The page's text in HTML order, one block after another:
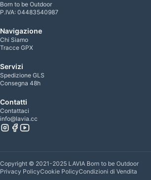
Born to be Outdoor
P.IVA: 04483540987
Navigazione
Chi Siamo
Tracce GPX
Servizi
Spedizione GLS
Consegna 48h
Contatti
Contattaci
info@lavia.cc
Copyright © 2021-2025 LAVIA Born to be Outdoor
Privacy PolicyCookie PolicyCondizioni di Vendita